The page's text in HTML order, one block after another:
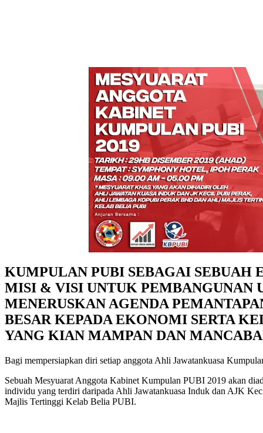
KUMPULAN PUBI SEBAGAI SEBUAH
MISI & VISI UNTUK PEMBANGUNAN
MENERUSKAN AGENDA
BESAR KEPADA EKONOMI SERTA
YANG KIAN MAMPAN DAN
Bagi mempersiapkan diri setiap anggota Ahli Jawatankuasa
Sebuah Mesyuarat Anggota Kabinet Kumpulan PUBI 2019 akan
individu yang terdiri daripada Ahli Jawatankuasa Induk dan AJK
Majlis Tertinggi Kelab Belia PUBI.